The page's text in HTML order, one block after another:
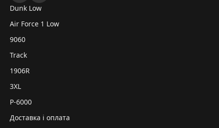
Dunk Low
Air Force 1 Low
9060
Track
1906R
3XL
P-6000
Доставка і оплата